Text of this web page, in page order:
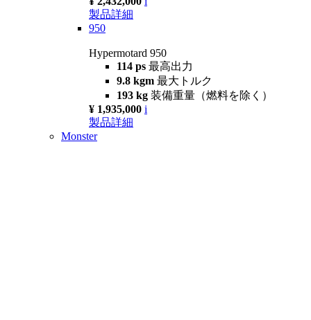
製品詳細
950
Hypermotard 950
114 ps 最高出力
9.8 kgm 最大トルク
193 kg 装備重量（燃料を除く）
¥ 1,935,000 i
製品詳細
Monster